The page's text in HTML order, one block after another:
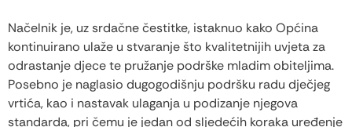
Načelnik je, uz srdačne čestitke, istaknuo kako Općina
kontinuirano ulaže u stvaranje što kvalitetnijih uvjeta za
odrastanje djece te pružanje podrške mladim obiteljima.
Posebno je naglasio dugogodišnju podršku radu dječjeg
vrtića, kao i nastavak ulaganja u podizanje njegova
standarda, pri čemu je jedan od sljedećih koraka uređenje